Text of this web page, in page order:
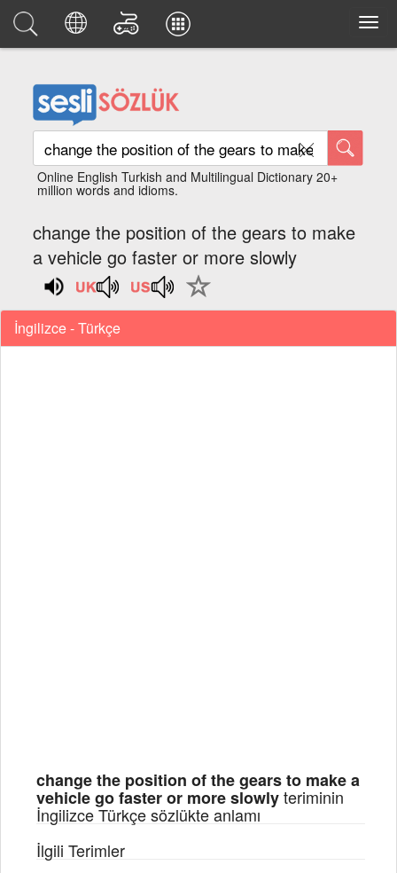
Online English Turkish and Multilingual Dictionary 20+
million words and idioms.
change the position of the gears to make
a vehicle go faster or more slowly
İngilizce - Türkçe
change the position of the gears to make a
vehicle go faster or more slowlyteriminin
İngilizce Türkçe sözlükte anlamı
İlgili Terimler